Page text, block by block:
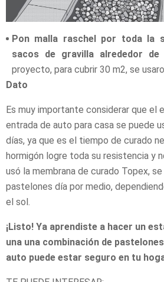
Pon malla raschel por toda la
sacos de gravilla alrededor de
proyecto, para cubrir 30 m2, se
Dato
Es muy importante considerar que el
entrada de auto para casa se puede
días, ya que es el tiempo de curado
hormigón logre toda su resistencia y
usó la membrana de curado Topex,
pastelones día por medio,
el sol.
¡Listo! Ya aprendiste a hacer un
una una combinación de
auto puede estar seguro en tu